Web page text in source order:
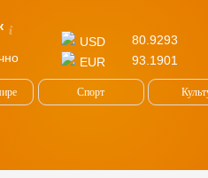
USD
80.9293
EUR
93.1901
Спорт